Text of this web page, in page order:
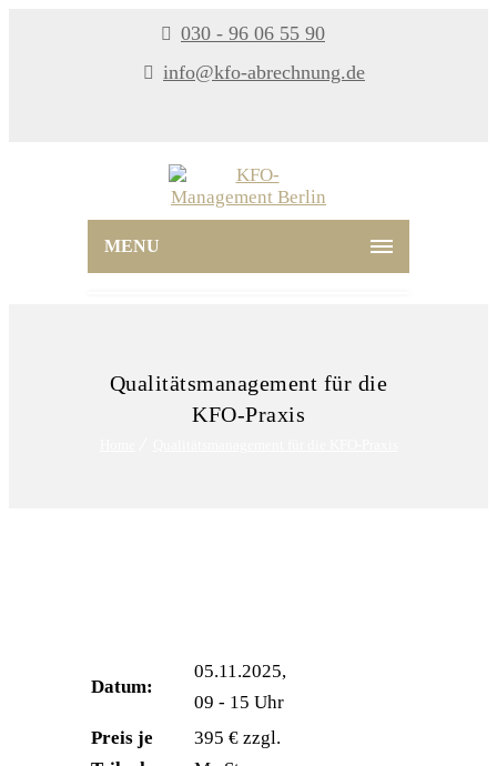
030 - 96 06 55 90
info@kfo-abrechnung.de
MENU
Qualitätsmanagement für die
KFO-Praxis
Datum:
05.11.2025,
09 - 15 Uhr
Preis je
395 € zzgl.